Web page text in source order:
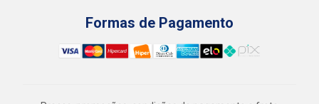
Formas de Pagamento